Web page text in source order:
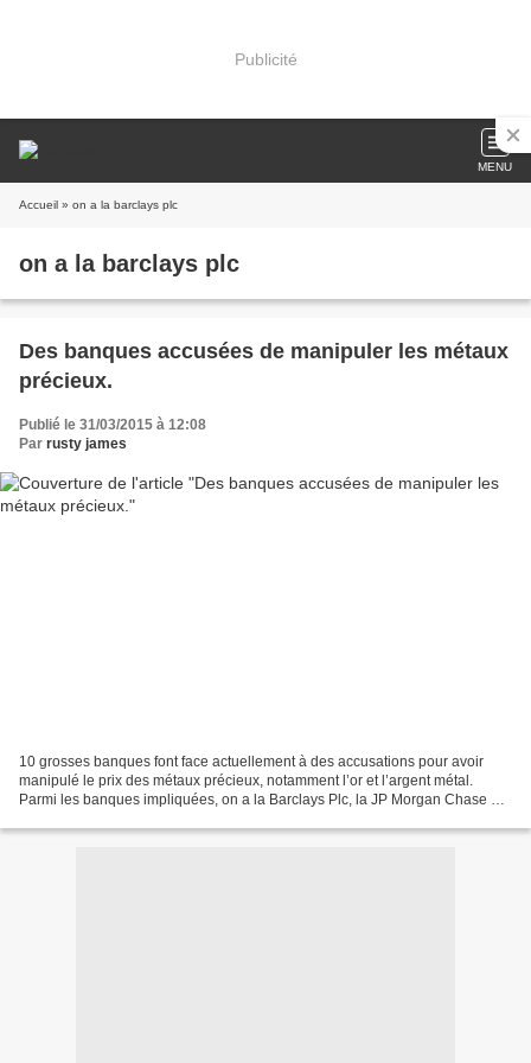
Publicité
MENU
Accueil » on a la barclays plc
on a la barclays plc
Des banques accusées de manipuler les métaux
précieux.
Publié le 31/03/2015 à 12:08
Par rusty james
10 grosses banques font face actuellement à des accusations pour avoir
manipulé le prix des métaux précieux, notamment l’or et l’argent métal.
Parmi les banques impliquées, on a la Barclays Plc, la JP Morgan Chase &